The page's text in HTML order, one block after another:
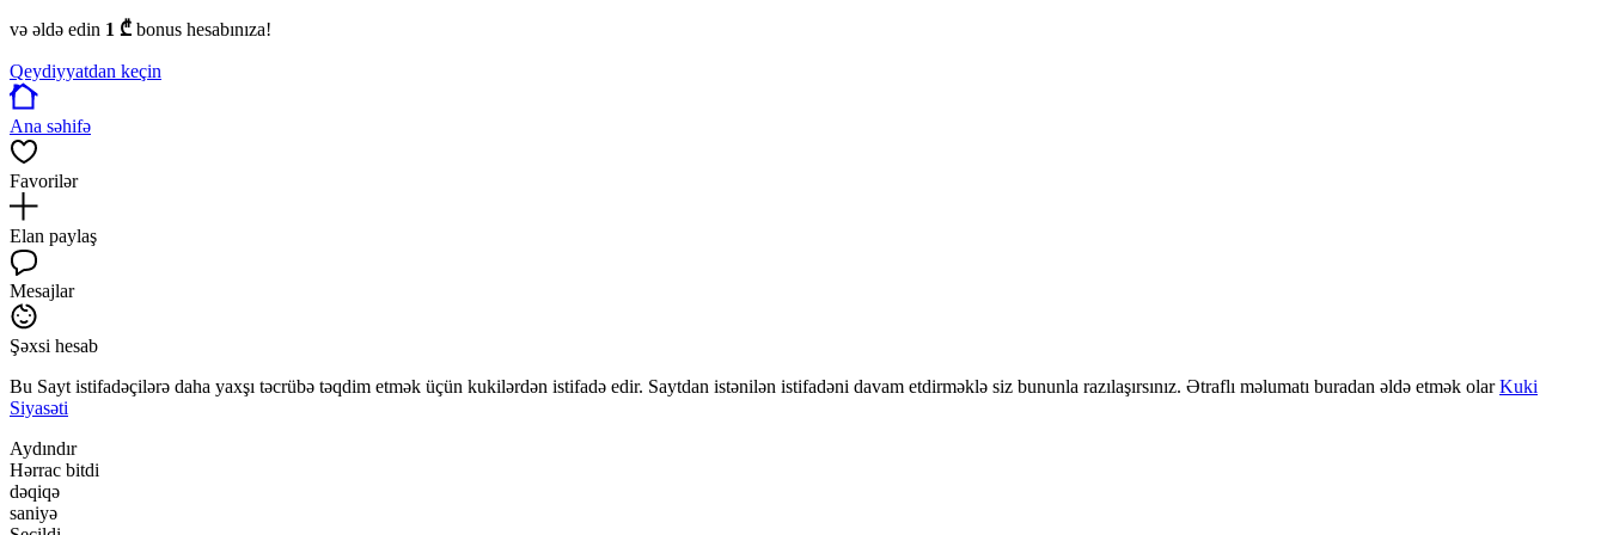
və əldə edin 1 ₾ bonus hesabınıza!
Qeydiyyatdan keçin
Ana səhifə
Favorilər
Elan paylaş
Mesajlar
Şəxsi hesab
Bu Sayt istifadəçilərə daha yaxşı təcrübə təqdim etmək üçün kukilərdən istifadə edir. Saytdan istənilən istifadəni davam etdirməklə siz bununla razılaşırsınız. Ətraflı məlumatı buradan əldə etmək olarKuki
Siyasəti
Aydındır
Hərrac bitdi
dəqiqə
saniyə